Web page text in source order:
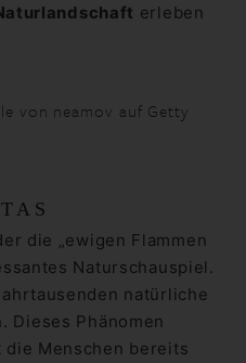
erleben
von neamov auf Getty
die „ewigen Flammen
Naturschauspiel.
natürliche
Dieses Phänomen
Menschen bereits